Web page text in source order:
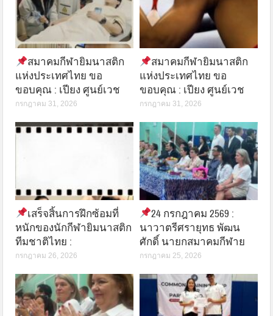
สมาคมกีฬายิมนาสติก
แห่งประเทศไทย ขอ
ขอบคุณ : เปียง ศูนย์เวช
กรกฎาคม 31, 2026
สมาคมกีฬายิมนาสติก
แห่งประเทศไทย ขอ
ขอบคุณ : เปียง ศูนย์เวช
กรกฎาคม 31, 2026
เสร็จสิ้นการฝึกซ้อมที่
หนักของนักกีฬายิมนาสติก
ทีมชาติไทย :
กรกฎาคม 26, 2026
24 กรกฎาคม 2569 :
นาวาตรีศรายุทธ พัฒน
ศักดิ์ นายกสมาคมกีฬาย
กรกฎาคม 25, 2026